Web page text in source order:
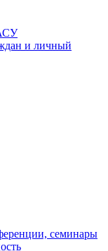
и личный
семинары